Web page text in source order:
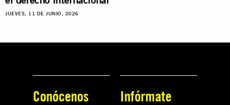
JUEVES, 11 DE JUNIO, 2026
Conócenos Infórmate